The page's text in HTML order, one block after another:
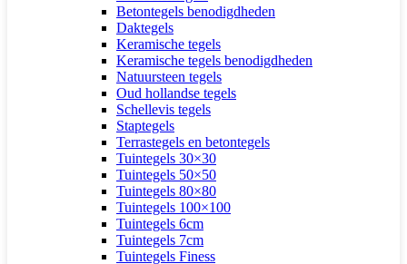
Betontegels benodigdheden
Daktegels
Keramische tegels
Keramische tegels benodigdheden
Natuursteen tegels
Oud hollandse tegels
Schellevis tegels
Staptegels
Terrastegels en betontegels
Tuintegels 30×30
Tuintegels 50×50
Tuintegels 80×80
Tuintegels 100×100
Tuintegels 6cm
Tuintegels 7cm
Tuintegels Finess